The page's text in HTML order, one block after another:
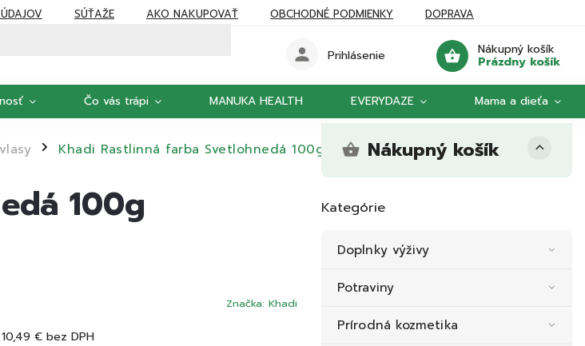
SÚŤAŽE AKO NAKUPOVAŤ OBCHODNÉ PODMIENKY
DOPRAVA
Nákupný košík
Prázdny košík
Prihlásenie
Čo vás trápi MANUKA HEALTH EVERYDAZE Mama a dieťa
/ Khadi Rastlinná farba Svetlohnedá 100g Nákupný košík
Kategórie
Doplnky výživy
Potraviny
Prírodná kozmetika
100g
Značka: Khadi
10,49 € bez DPH